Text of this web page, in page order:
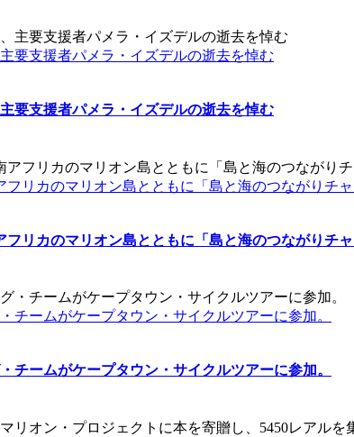
要支援者パメラ・イズデルの逝去を悼む
要支援者パメラ・イズデルの逝去を悼む
リカのマリオン島とともに「島と海のつながりチ
リカのマリオン島とともに「島と海のつながりチ
チームがケープタウン・サイクルツアーに参加。
チームがケープタウン・サイクルツアーに参加。